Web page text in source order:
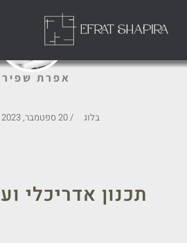
visibility_off השבת את ההבזקים
הקטנת גופן
אפרת
בלוג /20 ספטמבר, 2023
תכנון אדריכלי